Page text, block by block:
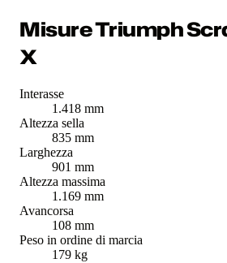
Misure Triumph
X
Interasse
1.418 mm
Altezza sella
835 mm
Larghezza
901 mm
Altezza massima
1.169 mm
Avancorsa
108 mm
Peso in ordine di marcia
179 kg